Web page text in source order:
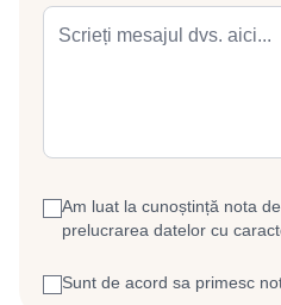
Am luat la cunoștință nota
prelucrarea datelor cu
Sunt de acord sa primesc